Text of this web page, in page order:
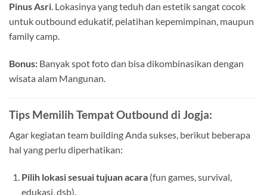
Pinus Asri. Lokasinya yang teduh dan estetik sangat cocok
untuk outbound edukatif, pelatihan kepemimpinan, maupun
family camp.
Bonus: Banyak spot foto dan bisa dikombinasikan dengan
wisata alam Mangunan.
Tips Memilih Tempat Outbound di Jogja:
Agar kegiatan team building Anda sukses, berikut beberapa
hal yang perlu diperhatikan:
Pilih lokasi sesuai tujuan acara(fun games, survival,
edukasi, dsb).